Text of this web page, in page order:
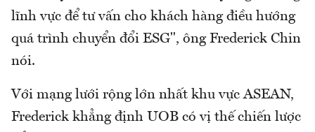
lĩnh vực để tư vấn cho khách hàng điều hướng
quá trình chuyển đổi ESG", ông Frederick Chin
nói.
Với mạng lưới rộng lớn nhất khu vực ASEAN,
Frederick khẳng định UOB có vị thế chiến lược